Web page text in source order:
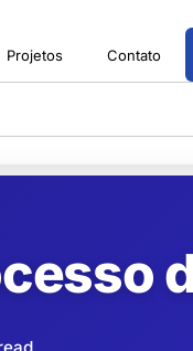
Projetos Contato